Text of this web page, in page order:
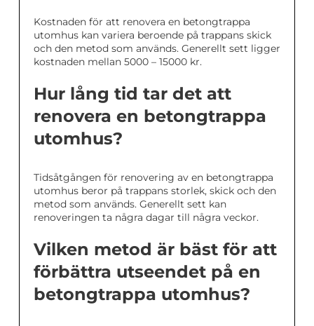
Kostnaden för att renovera en betongtrappa
utomhus kan variera beroende på trappans skick
och den metod som används. Generellt sett ligger
kostnaden mellan 5000 – 15000 kr.
Hur lång tid tar det att
renovera en betongtrappa
utomhus?
Tidsåtgången för renovering av en betongtrappa
utomhus beror på trappans storlek, skick och den
metod som används. Generellt sett kan
renoveringen ta några dagar till några veckor.
Vilken metod är bäst för att
förbättra utseendet på en
betongtrappa utomhus?